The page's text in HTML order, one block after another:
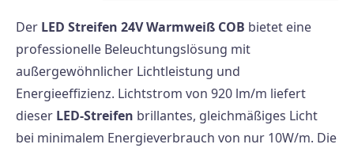
Der LED Streifen 24V Warmweiß COB bietet eine
professionelle Beleuchtungslösung mit
außergewöhnlicher Lichtleistung und
Energieeffizienz. Lichtstrom von 920 lm/m liefert
dieser LED-Streifen brillantes, gleichmäßiges Licht
bei minimalem Energieverbrauch von nur 10W/m. Die